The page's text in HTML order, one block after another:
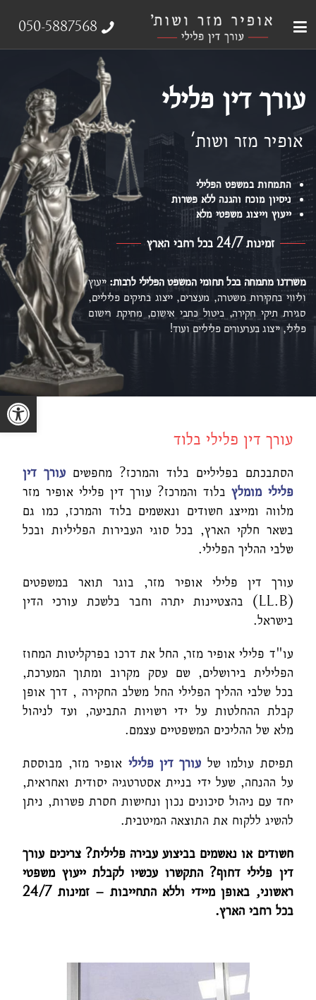
050-5887568
עורך דין פלילי
אופיר מזר ושות'
התמחות במשפט הפלילי
ניסיון מוכח והגנה ללא פשרות
ייעוץ וייצוג משפטי מלא
זמינות 24/7 בכל רחבי הארץ
משרדנו מתמחה בכל תחומי המשפט הפלילילרבות:ייעוץ
וליווי בחקירות משטרה, מעצרים, ייצוג בתיקים פליליים,
סגירת תיקי חקירה, ביטול כתבי אישום, מחיקת רישום
פלילי, ייצוג בערעורים פליליים ועוד!
עורך דין פלילי בלוד
הסתבכתם בפליליים בלוד והמרכז? מחפשים עורך דין
פלילי מומלץבלוד והמרכז? עורך דין פלילי אופיר מזר
מלווה ומייצג חשודים ונאשמים בלוד והמרכז, כמו גם
בשאר חלקי הארץ, בכל סוגי העבירות הפליליות ובכל
שלבי ההליך הפלילי.
עורך דין פלילי אופיר מזר, בוגר תואר במשפטים
(LL.B) בהצטיינות יתרה וחבר בלשכת עורכי הדין
בישראל.
עו"ד פלילי אופיר מזר, החל את דרכו בפרקליטות המחוז
הפלילית בירושלים, שם עסק מקרוב ומתוך המערכת,
בכל שלבי ההליך הפלילי החל משלב החקירה , דרך אופן
קבלת ההחלטות על ידי רשויות התביעה, ועד לניהול
מלא של ההליכים המשפטיים עצמם.
תפיסת עולמו של עורך דין פלילי אופיר מזר, מבוססת
על ההנחה, שעל ידי בניית אסטרטגיה יסודית ואחראית,
יחד עם ניהול סיכונים נכון ונחישות חסרת פשרות, ניתן
להשיג ללקוח את התוצאה המיטבית.
חשודים או נאשמים בביצוע עבירה פלילית? צריכים עורך
דין פלילי דחוף? התקשרו עכשיו לקבלת ייעוץ משפטי
ראשוני, באופן מיידי וללא התחייבות – זמינות 24/7
בכל רחבי הארץ.
פתח סרגל נגישות